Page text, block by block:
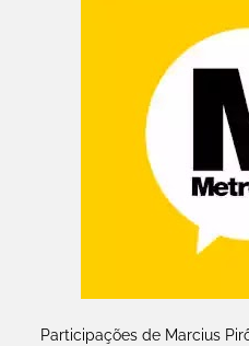
Participações de Marcius